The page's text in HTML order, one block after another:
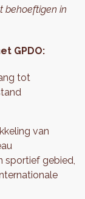
behoeftigen in
GPDO:
tot
van
sportief gebied,